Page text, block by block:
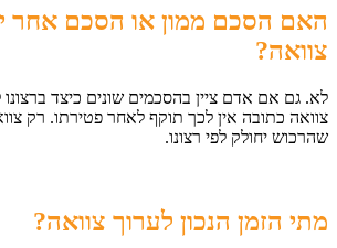
האם הסכם ממון או הסכם אחר
צוואה?
לא. גם אם אדם ציין בהסכמים שונים כיצד
צוואה כתובה אין לכך תוקף לאחר פטירתו. רק
שהרכוש יחולק לפי רצונו.
מתי הזמן הנכון לערוך צוואה?